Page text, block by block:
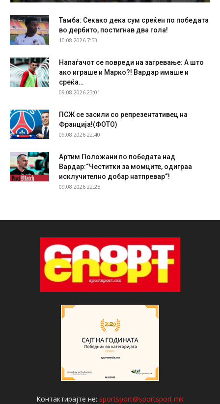
Тамба: Секако дека сум среќен по победата
во дербито, постигнав два гола!
10.08.2026 7:53
Напаѓачот се повреди на загревање: А што
ако играше и Марко?! Вардар имаше и
среќа…
09.08.2026 23:01
ПСЖ се засили со репрезентативец на
Франција!(ФОТО)
09.08.2026 22:40
Артим Положани по победата над
Вардар:“Честитки за момците, одиграа
исклучително добар натпревар“!
09.08.2026 22:25
Контактирајте не: sportsport@sportsport.mk